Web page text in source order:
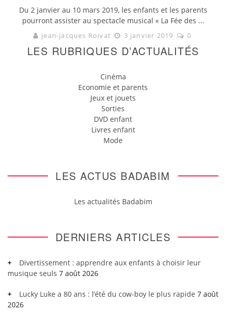
Du 2 janvier au 10 mars 2019, les enfants et les parents
pourront assister au spectacle musical « La Fée des ...
jean-jacques Roivat 3 janvier 2019 0
LES RUBRIQUES D’ACTUALITÉS
Cinéma
Economie et parents
Jeux et jouets
Sorties
DVD enfant
Livres enfant
Mode
LES ACTUS BADABIM
Les actualités Badabim
DERNIERS ARTICLES
Divertissement : apprendre aux enfants à choisir leur
musique seuls 7 août 2026
Lucky Luke a 80 ans : l’été du cow-boy le plus rapide 7 août
2026